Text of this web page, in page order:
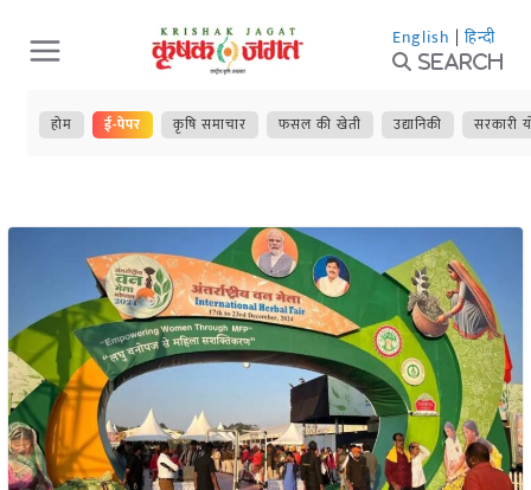
Skip
to
content
English | हिन्दी
Search
होम ई-पेपर कृषि समाचार फसल की खेती उद्यानिकी सरकारी